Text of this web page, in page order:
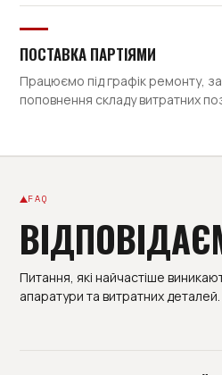
ПОСТАВКА ПАРТІЯМИ
Працюємо під графік ремонту,
поповнення складу витратних
FAQ
Питання, які найчастіше
апаратури та витратних деталей.